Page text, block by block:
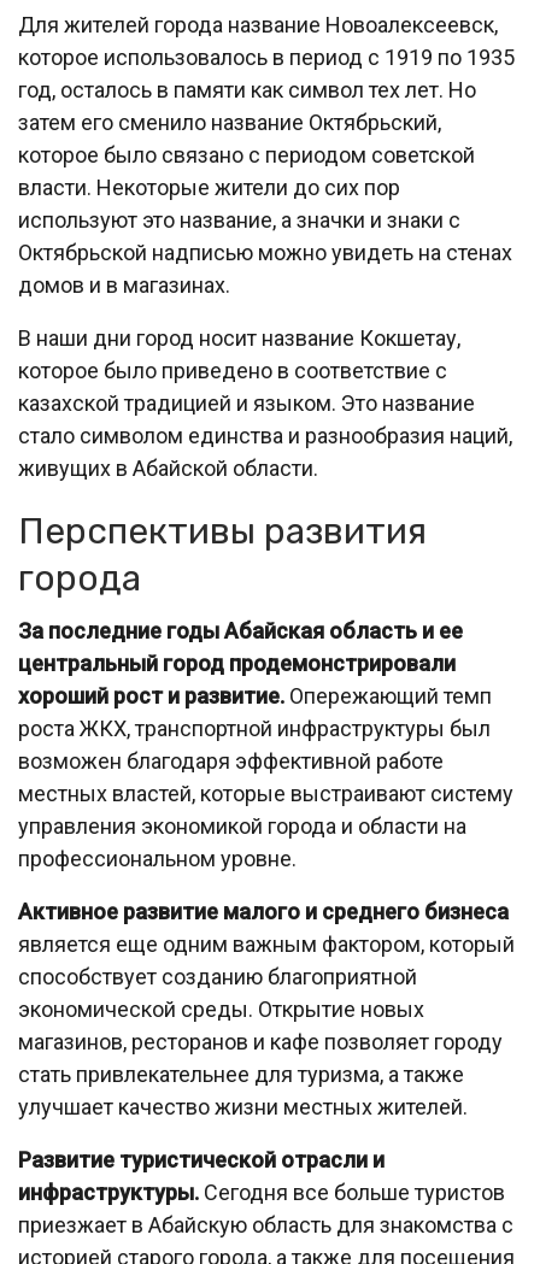
Для жителей города название Новоалексеевск,
которое использовалось в период с 1919 по 1935
год, осталось в памяти как символ тех лет. Но
затем его сменило название Октябрьский,
которое было связано с периодом советской
власти. Некоторые жители до сих пор
используют это название, а значки и знаки с
Октябрьской надписью можно увидеть на стенах
домов и в магазинах.
В наши дни город носит название Кокшетау,
которое было приведено в соответствие с
казахской традицией и языком. Это название
стало символом единства и разнообразия наций,
живущих в Абайской области.
Перспективы развития
города
За последние годы Абайская область и ее
центральный город продемонстрировали
хороший рост и развитие. Опережающий темп
роста ЖКХ, транспортной инфраструктуры был
возможен благодаря эффективной работе
местных властей, которые выстраивают систему
управления экономикой города и области на
профессиональном уровне.
Активное развитие малого и среднего бизнеса
является еще одним важным фактором, который
способствует созданию благоприятной
экономической среды. Открытие новых
магазинов, ресторанов и кафе позволяет городу
стать привлекательнее для туризма, а также
улучшает качество жизни местных жителей.
Развитие туристической отрасли и
инфраструктуры. Сегодня все больше туристов
приезжает в Абайскую область для знакомства с
историей старого города, а также для посещения